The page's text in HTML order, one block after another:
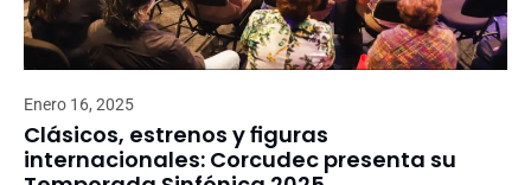
Enero 16, 2025
Clásicos, estrenos y figuras
internacionales: Corcudec presenta su